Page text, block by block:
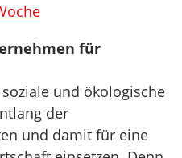
für
und ökologische
der
und damit für eine